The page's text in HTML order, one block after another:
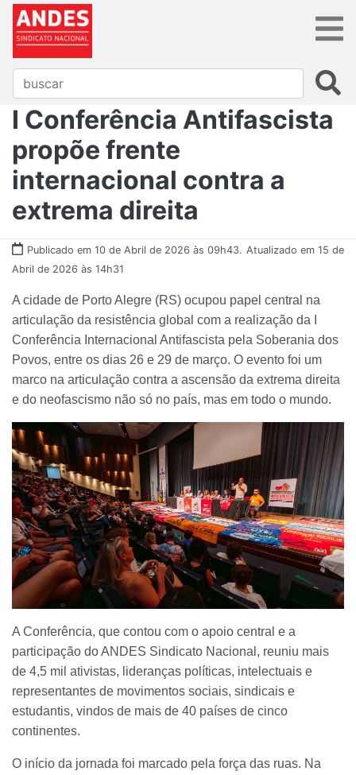
I Conferência Antifascista
propõe frente
internacional contra a
extrema direita
Publicado em 10 de Abril de 2026 às 09h43. Atualizado em 15 de
Abril de 2026 às 14h31
A cidade de Porto Alegre (RS) ocupou papel central na
articulação da resistência global com a realização da I
Conferência Internacional Antifascista pela Soberania dos
Povos, entre os dias 26 e 29 de março. O evento foi um
marco na articulação contra a ascensão da extrema direita
e do neofascismo não só no país, mas em todo o mundo.
A Conferência, que contou com o apoio central e a
participação do ANDES Sindicato Nacional, reuniu mais
de 4,5 mil ativistas, lideranças políticas, intelectuais e
representantes de movimentos sociais, sindicais e
estudantis, vindos de mais de 40 países de cinco
continentes.
O início da jornada foi marcado pela força das ruas. Na